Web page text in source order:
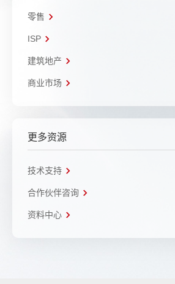
零售
ISP
建筑地产
商业市场
更多资源
技术支持
合作伙伴咨询
资料中心